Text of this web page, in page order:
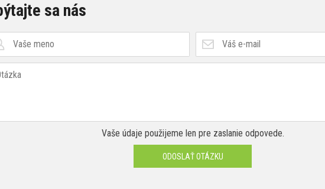
sa nás
Vaše údaje použijeme len pre zaslanie odpovede.
ODOSLAŤ OTÁZKU